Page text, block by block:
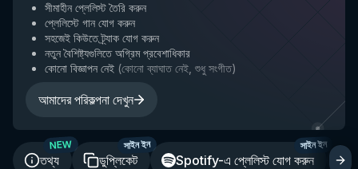
সীমাহীন প্লেলিস্ট তৈরি করুন
প্লেলিস্টে গান যোগ করুন
সহজেই কিউতে ট্র্যাক যোগ করুন
নতুন বৈশিষ্ট্যগুলিতে অগ্রিম প্রবেশাধিকার
কোনো বিজ্ঞাপন নেই (কোনো ব্যাঘাত নেই, শুধু সংগীত)
আমাদের পরিকল্পনা দেখুন
তথ্য
NEW
ডুপ্লিকেট
সাইন ইন
Spotify-এ প্লেলিস্ট যোগ করুন
সাইন ইন